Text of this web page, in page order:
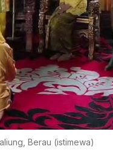
Berau (istimewa)